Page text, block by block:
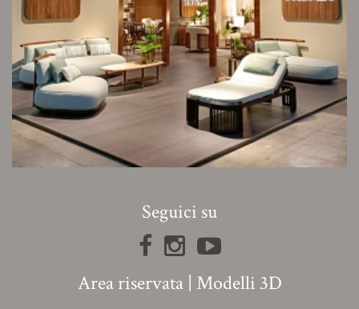
Seguici su
Area riservata| Modelli 3D